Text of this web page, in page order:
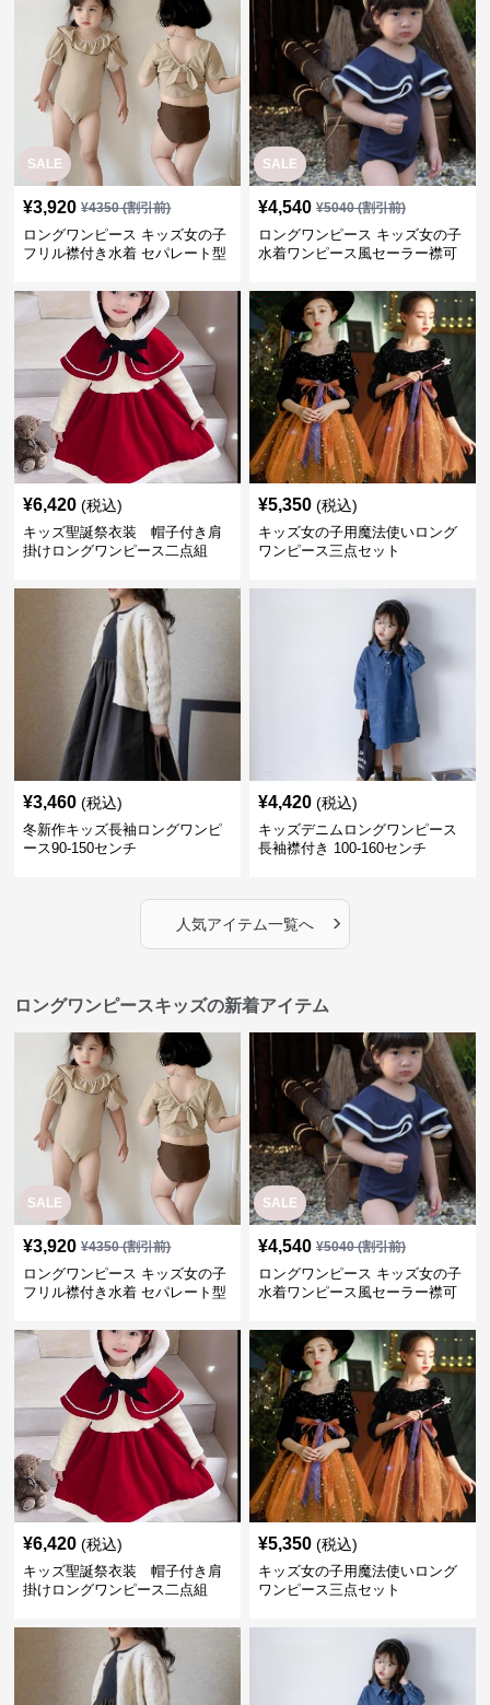
SALE
¥3,920 ¥4350(割引前)
ロングワンピース キッズ女の子
フリル襟付き水着 セパレート型
SALE
¥4,540 ¥5040(割引前)
ロングワンピース キッズ女の子
水着ワンピース風セーラー襟可
¥6,420 (税込)
キッズ聖誕祭衣装 帽子付き肩
掛けロングワンピース二点組
¥5,350 (税込)
キッズ女の子用魔法使いロング
ワンピース三点セット
¥3,460 (税込)
冬新作キッズ長袖ロングワンピ
ース90-150センチ
¥4,420 (税込)
キッズデニムロングワンピース
長袖襟付き 100-160センチ
人気アイテム一覧へ ›
ロングワンピースキッズの新着アイテム
SALE
¥3,920 ¥4350(割引前)
ロングワンピース キッズ女の子
フリル襟付き水着 セパレート型
SALE
¥4,540 ¥5040(割引前)
ロングワンピース キッズ女の子
水着ワンピース風セーラー襟可
¥6,420 (税込)
キッズ聖誕祭衣装 帽子付き肩
掛けロングワンピース二点組
¥5,350 (税込)
キッズ女の子用魔法使いロング
ワンピース三点セット